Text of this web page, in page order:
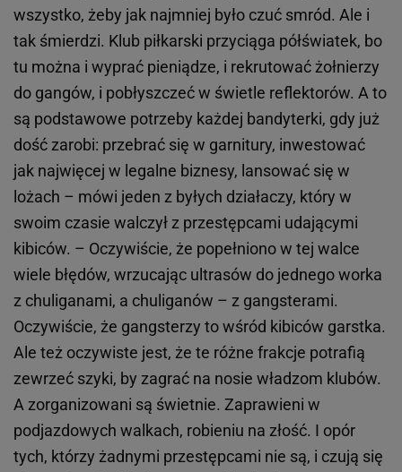
wszystko, żeby jak najmniej było czuć smród. Ale i
tak śmierdzi. Klub piłkarski przyciąga półświatek, bo
tu można i wyprać pieniądze, i rekrutować żołnierzy
do gangów, i pobłyszczeć w świetle reflektorów. A to
są podstawowe potrzeby każdej bandyterki, gdy już
dość zarobi: przebrać się w garnitury, inwestować
jak najwięcej w legalne biznesy, lansować się w
lożach – mówi jeden z byłych działaczy, który w
swoim czasie walczył z przestępcami udającymi
kibiców. – Oczywiście, że popełniono w tej walce
wiele błędów, wrzucając ultrasów do jednego worka
z chuliganami, a chuliganów – z gangsterami.
Oczywiście, że gangsterzy to wśród kibiców garstka.
Ale też oczywiste jest, że te różne frakcje potrafią
zewrzeć szyki, by zagrać na nosie władzom klubów.
A zorganizowani są świetnie. Zaprawieni w
podjazdowych walkach, robieniu na złość. I opór
tych, którzy żadnymi przestępcami nie są, i czują się